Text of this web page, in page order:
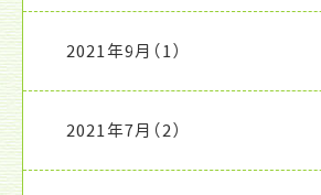
2021年9月 （1）
2021年7月 （2）